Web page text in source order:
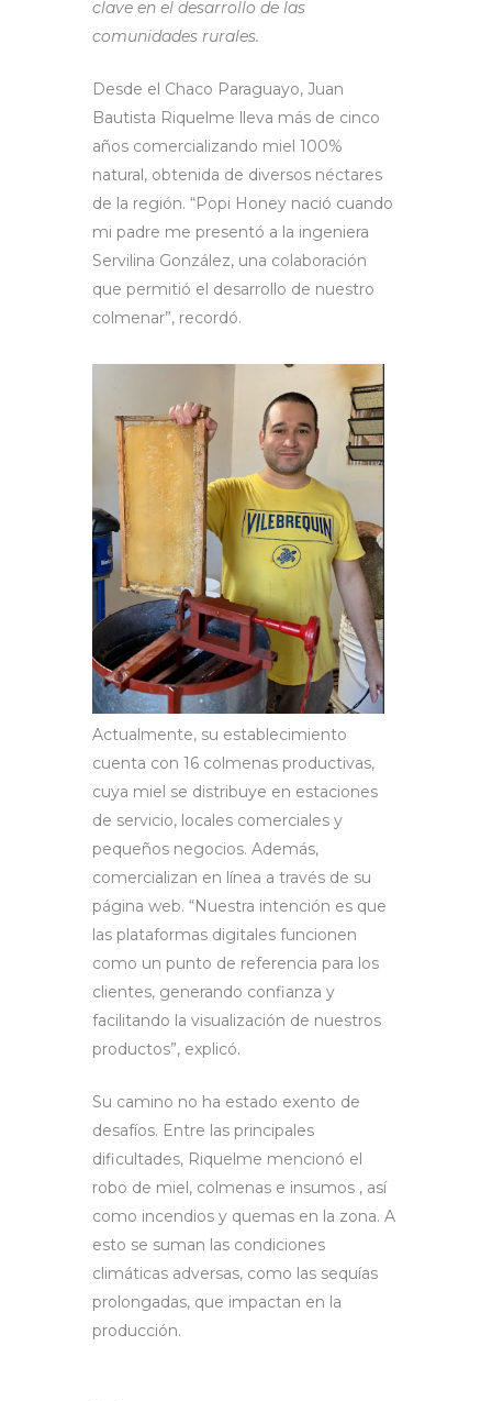
clave en el desarrollo de las
comunidades rurales.
Desde el Chaco Paraguayo, Juan
Bautista Riquelme lleva más de cinco
años comercializando miel 100%
natural, obtenida de diversos néctares
de la región. “Popi Honey nació cuando
mi padre me presentó a la ingeniera
Servilina González, una colaboración
que permitió el desarrollo de nuestro
colmenar”, recordó.
Actualmente, su establecimiento
cuenta con 16 colmenas productivas,
cuya miel se distribuye en estaciones
de servicio, locales comerciales y
pequeños negocios. Además,
comercializan en línea a través de su
página web. “Nuestra intención es que
las plataformas digitales funcionen
como un punto de referencia para los
clientes, generando confianza y
facilitando la visualización de nuestros
productos”, explicó.
Su camino no ha estado exento de
desafíos. Entre las principales
dificultades, Riquelme mencionó el
robo de miel, colmenas e insumos , así
como incendios y quemas en la zona. A
esto se suman las condiciones
climáticas adversas, como las sequías
prolongadas, que impactan en la
producción.